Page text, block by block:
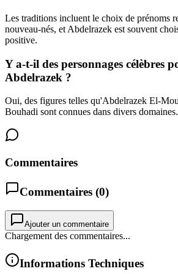
Les traditions incluent le choix de prénoms
nouveau-nés, et Abdelrazek est souvent
positive.
Y a-t-il des personnages célèbres
Abdelrazek ?
Oui, des figures telles qu'Abdelrazek El-
Bouhadi sont connues dans divers domaines.
Commentaires
Commentaires (0)
Ajouter un commentaire
Chargement des commentaires...
Informations Techniques